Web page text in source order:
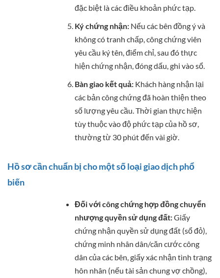
đặc biệt là các điều khoản phức tạp.
Ký chứng nhận: Nếu các bên đồng ý và
không có tranh chấp, công chứng viên
yêu cầu ký tên, điểm chỉ, sau đó thực
hiện chứng nhận, đóng dấu, ghi vào sổ.
Bàn giao kết quả: Khách hàng nhận lại
các bản công chứng đã hoàn thiện theo
số lượng yêu cầu. Thời gian thực hiện
tùy thuộc vào độ phức tạp của hồ sơ,
thường từ 30 phút đến vài giờ.
Hồ sơ cần chuẩn bị cho một số loại giao dịch phổ
biến
Đối với công chứng hợp đồng chuyển
nhượng quyền sử dụng đất:Giấy
chứng nhận quyền sử dụng đất (sổ đỏ),
chứng minh nhân dân/căn cước công
dân của các bên, giấy xác nhận tình trạng
hôn nhân (nếu tài sản chung vợ chồng),